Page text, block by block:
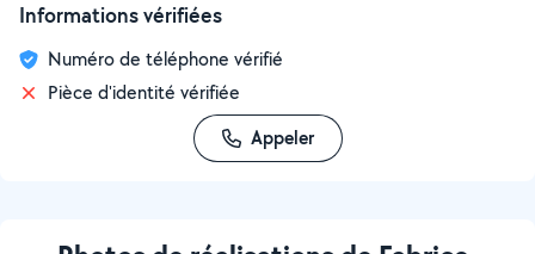
Informations vérifiées
Numéro de téléphone vérifié
Pièce d'identité vérifiée
Appeler